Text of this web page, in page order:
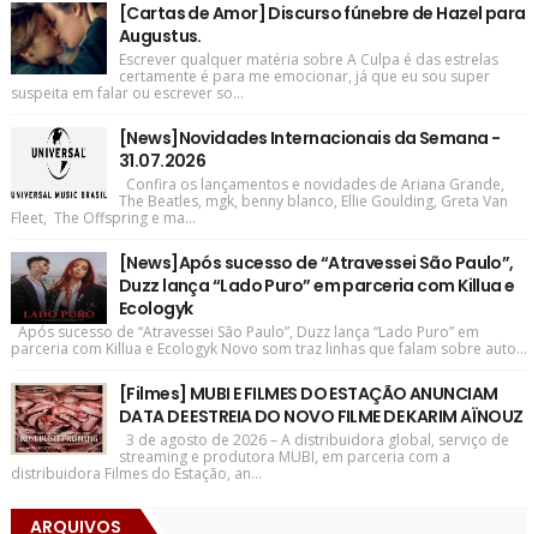
[Cartas de Amor] Discurso fúnebre de Hazel para
Augustus.
Escrever qualquer matéria sobre A Culpa é das estrelas
certamente é para me emocionar, já que eu sou super
suspeita em falar ou escrever so...
[News]Novidades Internacionais da Semana -
31.07.2026
Confira os lançamentos e novidades de Ariana Grande,
The Beatles, mgk, benny blanco, Ellie Goulding, Greta Van
Fleet, The Offspring e ma...
[News]Após sucesso de “Atravessei São Paulo”,
Duzz lança “Lado Puro” em parceria com Killua e
Ecologyk
Após sucesso de “Atravessei São Paulo”, Duzz lança “Lado Puro” em
parceria com Killua e Ecologyk Novo som traz linhas que falam sobre auto...
[Filmes] MUBI E FILMES DO ESTAÇÃO ANUNCIAM
DATA DE ESTREIA DO NOVO FILME DE KARIM AÏNOUZ
3 de agosto de 2026 – A distribuidora global, serviço de
streaming e produtora MUBI, em parceria com a
distribuidora Filmes do Estação, an...
ARQUIVOS